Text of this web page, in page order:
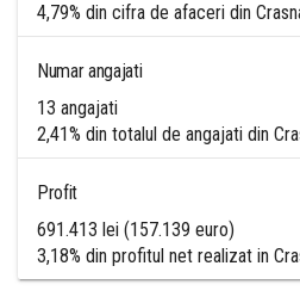
4,79% din cifra de afaceri din
Numar angajati
13 angajati
2,41% din totalul de angajati din
Profit
691.413 lei (157.139 euro)
3,18% din profitul net realizat in